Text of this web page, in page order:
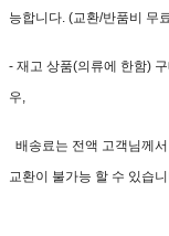
능합니다. (교환/반품비 무
- 재고 상품(의류에 한함)
우,
배송료는 전액 고객님께
교환이 불가능 할 수 있습